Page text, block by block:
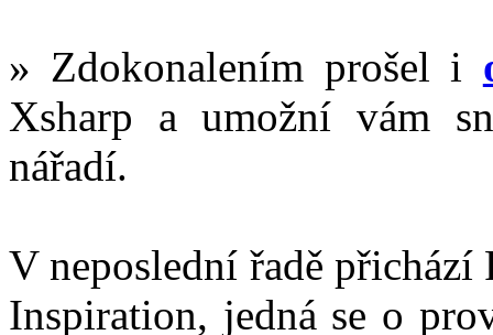
» Zdokonalením prošel i
Xsharp a umožní vám
nářadí.
V neposlední řadě přichází
Inspiration, jedná se o